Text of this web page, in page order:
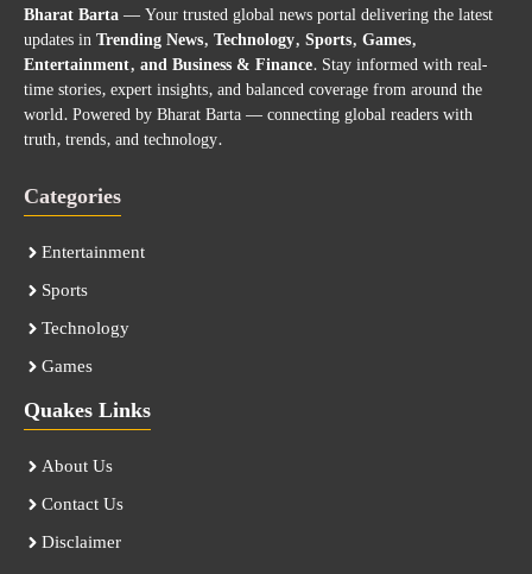
Bharat Barta— Your trusted global news portal delivering the latest
updates inTrending News, Technology, Sports, Games,
Entertainment, and Business & Finance. Stay informed with real-
time stories, expert insights, and balanced coverage from around the
world. Powered by Bharat Barta — connecting global readers with
truth, trends, and technology.
Categories
Entertainment
Sports
Technology
Games
Quakes Links
About Us
Contact Us
Disclaimer